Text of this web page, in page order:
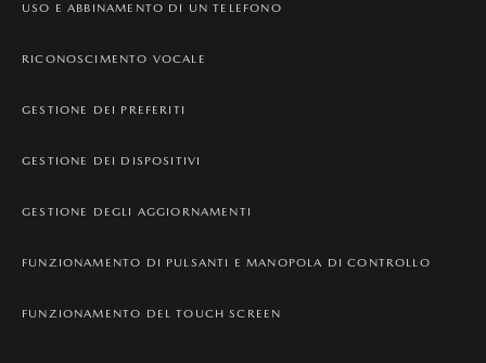
USO E ABBINAMENTO DI UN TELEFONO
RICONOSCIMENTO VOCALE
GESTIONE DEI PREFERITI
GESTIONE DEI DISPOSITIVI
GESTIONE DEGLI AGGIORNAMENTI
FUNZIONAMENTO DI PULSANTI E MANOPOLA DI CONTROLLO
FUNZIONAMENTO DEL TOUCH SCREEN